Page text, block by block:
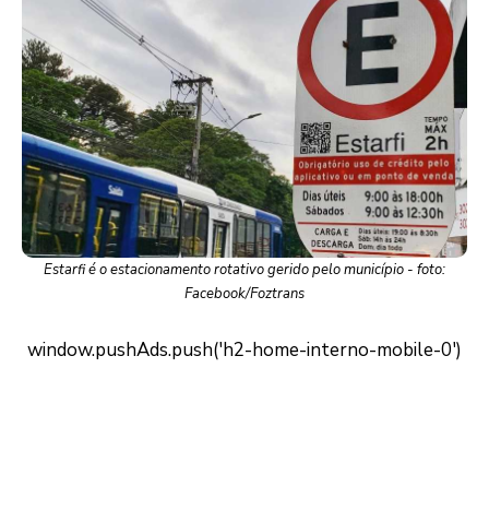
Estarfi é o estacionamento rotativo gerido pelo município - foto:
Facebook/Foztrans